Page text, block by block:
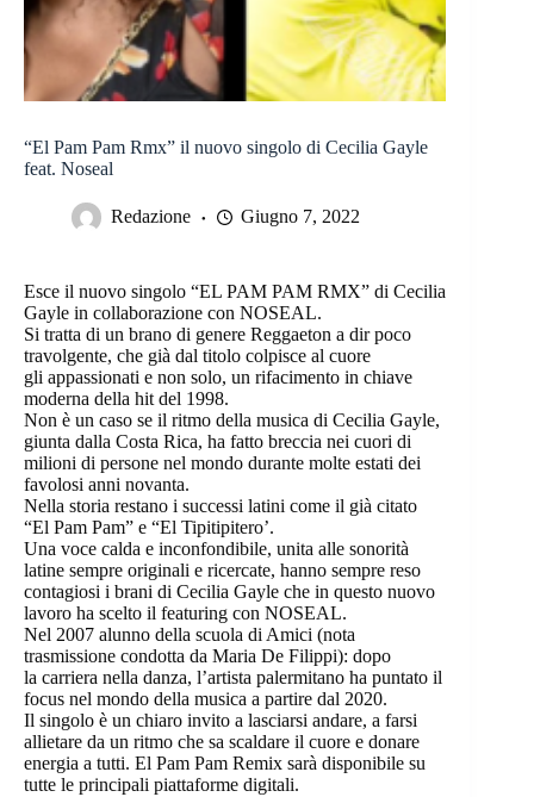
“El Pam Pam Rmx” il nuovo singolo di Cecilia Gayle
feat. Noseal
Redazione Giugno 7, 2022
Esce il nuovo singolo “EL PAM PAM RMX” di Cecilia
Gayle in collaborazione con NOSEAL.
Si tratta di un brano di genere Reggaeton a dir poco
travolgente, che già dal titolo colpisce al cuore
gli appassionati e non solo, un rifacimento in chiave
moderna della hit del 1998.
Non è un caso se il ritmo della musica di Cecilia Gayle,
giunta dalla Costa Rica, ha fatto breccia nei cuori di
milioni di persone nel mondo durante molte estati dei
favolosi anni novanta.
Nella storia restano i successi latini come il già citato
“El Pam Pam” e “El Tipitipitero’.
Una voce calda e inconfondibile, unita alle sonorità
latine sempre originali e ricercate, hanno sempre reso
contagiosi i brani di Cecilia Gayle che in questo nuovo
lavoro ha scelto il featuring con NOSEAL.
Nel 2007 alunno della scuola di Amici (nota
trasmissione condotta da Maria De Filippi): dopo
la carriera nella danza, l’artista palermitano ha puntato il
focus nel mondo della musica a partire dal 2020.
Il singolo è un chiaro invito a lasciarsi andare, a farsi
allietare da un ritmo che sa scaldare il cuore e donare
energia a tutti. El Pam Pam Remix sarà disponibile su
tutte le principali piattaforme digitali.